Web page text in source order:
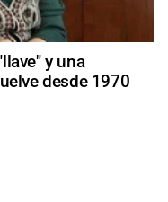
y una
desde 1970